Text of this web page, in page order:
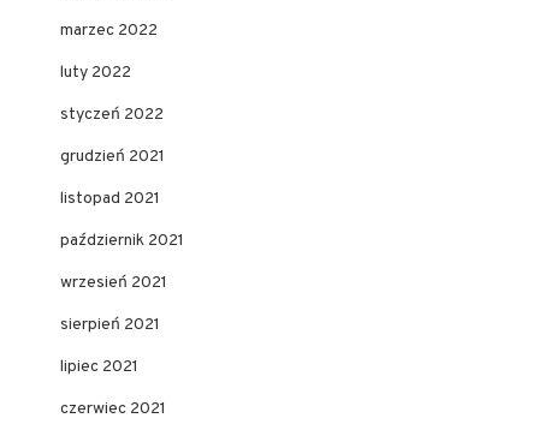
marzec 2022
luty 2022
styczeń 2022
grudzień 2021
listopad 2021
październik 2021
wrzesień 2021
sierpień 2021
lipiec 2021
czerwiec 2021